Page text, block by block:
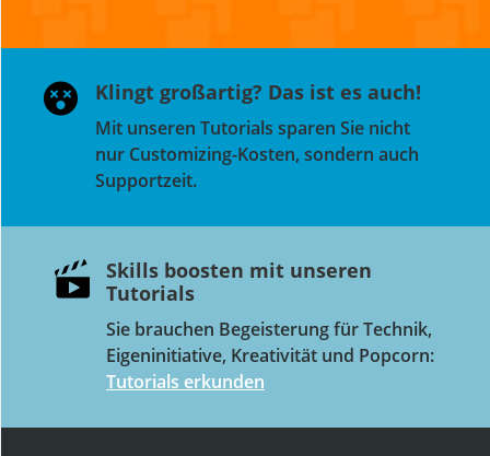
 Klingt großartig? Das ist es auch!
Mit unseren Tutorials sparen Sie nicht
nur Customizing-Kosten, sondern auch
Supportzeit.
Skills boosten mit unseren
Tutorials
Sie brauchen Begeisterung für Technik,
Eigeninitiative, Kreativität und Popcorn:
Tutorials erkunden